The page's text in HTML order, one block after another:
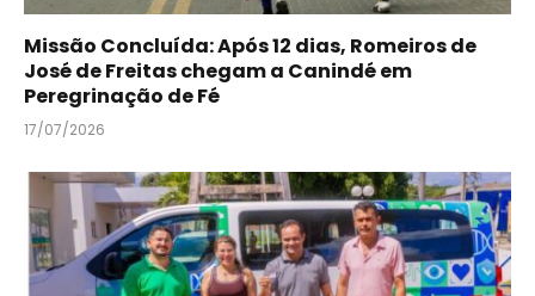
Missão Concluída: Após 12 dias, Romeiros de
José de Freitas chegam a Canindé em
Peregrinação de Fé
17/07/2026